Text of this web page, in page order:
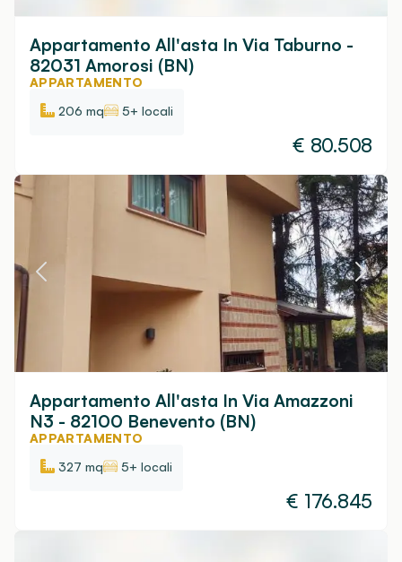
Appartamento All'asta In Via Taburno -
82031 Amorosi (BN)
APPARTAMENTO
206 mq
5+ locali
€ 80.508
Appartamento All'asta In Via Amazzoni
N3 - 82100 Benevento (BN)
APPARTAMENTO
327 mq
5+ locali
€ 176.845